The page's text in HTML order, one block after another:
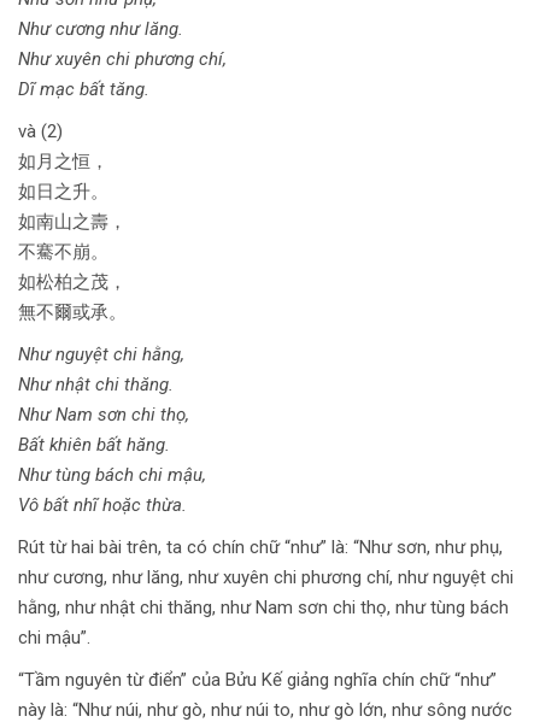
Như cương như lăng.
Như xuyên chi phương chí,
Dĩ mạc bất tăng.
và (2)
如月之恒，
如日之升。
如南山之壽，
不騫不崩。
如松柏之茂，
無不爾或承。
Như nguyệt chi hằng,
Như nhật chi thăng.
Như Nam sơn chi thọ,
Bất khiên bất hăng.
Như tùng bách chi mậu,
Vô bất nhĩ hoặc thừa.
Rút từ hai bài trên, ta có chín chữ “như” là: “Như sơn, như phụ,
như cương, như lăng, như xuyên chi phương chí, như nguyệt chi
hằng, như nhật chi thăng, như Nam sơn chi thọ, như tùng bách
chi mậu”.
“Tầm nguyên từ điển” của Bửu Kế giảng nghĩa chín chữ “như”
này là: “Như núi, như gò, như núi to, như gò lớn, như sông nước